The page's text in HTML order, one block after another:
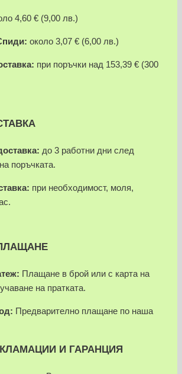
4,60 € (9,00 лв.)
около 3,07 € (6,00 лв.)
при поръчки над 153,39 € (300
до 3 работни дни след
поръчката.
при необходимост, моля,
Плащане в брой или с карта на
на пратката.
Предварително плащане по наша
И ГАРАНЦИЯ